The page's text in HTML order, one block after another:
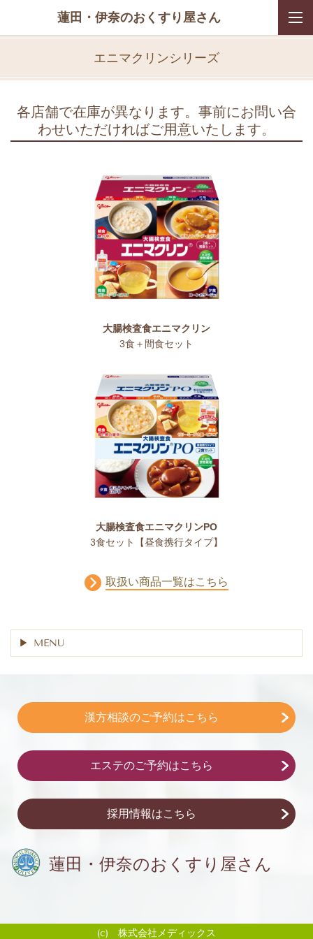
蓮田・伊奈のおくすり屋さん
エニマクリンシリーズ
各店舗で在庫が異なります。事前にお問い合
わせいただければご用意いたします。
大腸検査食エニマクリン
3食＋間食セット
大腸検査食エニマクリンPO
3食セット【昼食携行タイプ】
取扱い商品一覧はこちら
MENU
漢方相談のご予約はこちら
エステのご予約はこちら
採用情報はこちら
蓮田・伊奈のおくすり屋さん
(c) 株式会社メディックス